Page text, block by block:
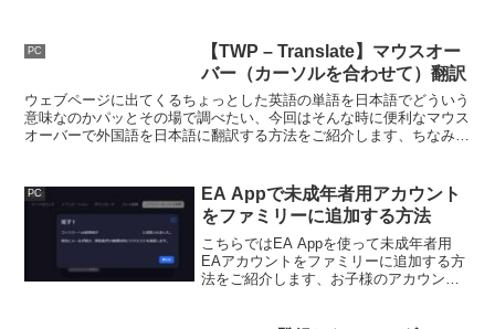
PC
【TWP – Translate】マウスオー
バー（カーソルを合わせて）翻訳
ウェブページに出てくるちょっとした英語の単語を日本語でどういう
意味なのかパッとその場で調べたい、今回はそんな時に便利なマウス
オーバーで外国語を日本語に翻訳する方法をご紹介します、ちなみに
PC
EA Appで未成年者用アカウント
をファミリーに追加する方法
こちらではEA Appを使って未成年者用
EAアカウントをファミリーに追加する方
法をご紹介します、お子様のアカウント